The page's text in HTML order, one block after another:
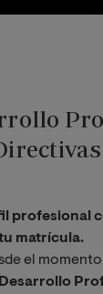
profesional
matrícula.
el